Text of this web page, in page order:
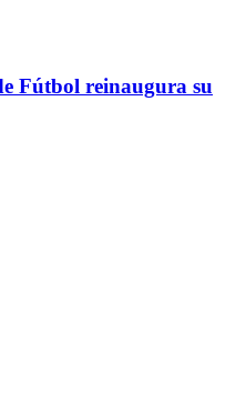
Fútbol reinaugura su